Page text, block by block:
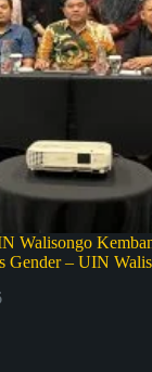
Walisongo
Gender – UIN